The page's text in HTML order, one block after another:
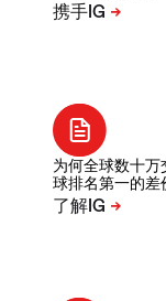
为何全球数十万
球排名第一的差